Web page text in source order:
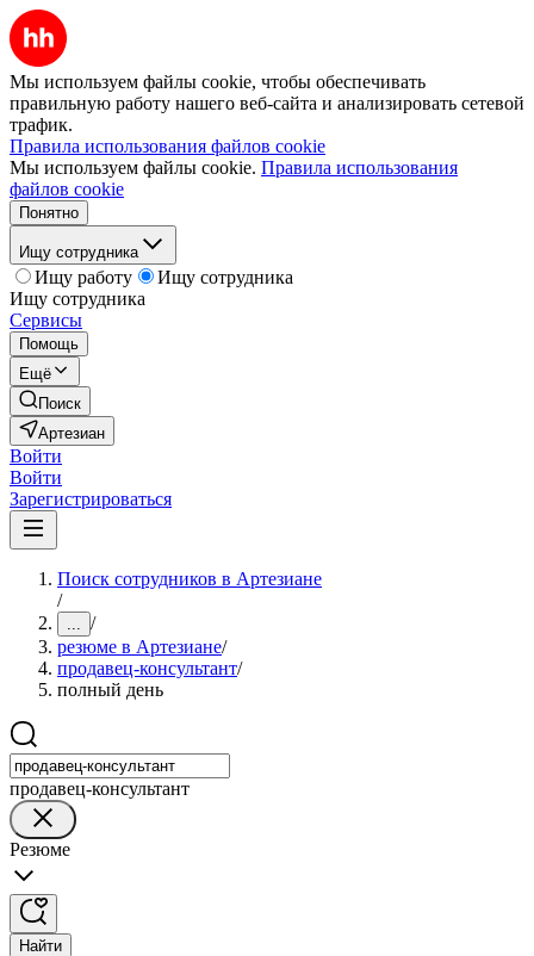
Мы используем файлы cookie, чтобы обеспечивать
правильную работу нашего веб-сайта и анализировать сетевой
трафик.
Правила использования файлов cookie
Мы используем файлы cookie. Правила использования
файлов cookie
Понятно
Ищу сотрудника
Ищу работу
Ищу сотрудника
Ищу сотрудника
Сервисы
Помощь
Ещё
Поиск
Артезиан
Войти
Войти
Зарегистрироваться
Поиск сотрудников в Артезиане
/
... /
резюме в Артезиане/
продавец-консультант/
полный день
продавец-консультант
Резюме
Найти